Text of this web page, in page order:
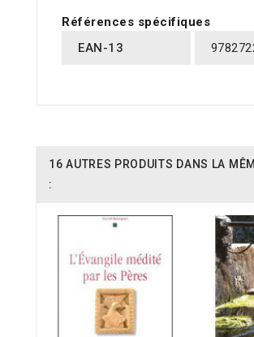
Références spécifiques
EAN-13
16 AUTRES PRODUITS DANS LA
: